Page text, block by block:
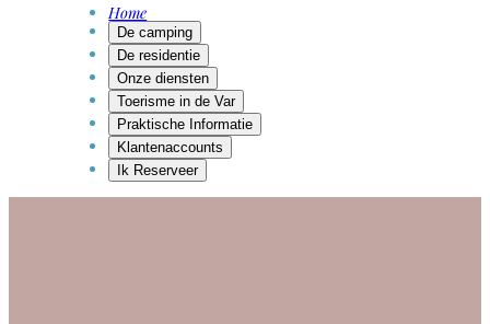
Home
De camping
De residentie
Onze diensten
Toerisme in de Var
Praktische Informatie
Klantenaccounts
Ik Reserveer